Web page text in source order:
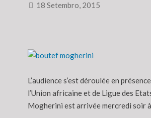
18 Setembro, 2015
L’audience s’est déroulée en
l’Union africaine et de Ligue des
Mogherini est arrivée mercredi soir